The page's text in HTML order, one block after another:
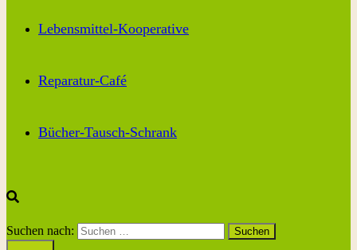
Lebensmittel-Kooperative
Reparatur-Café
Bücher-Tausch-Schrank
Suchen nach: